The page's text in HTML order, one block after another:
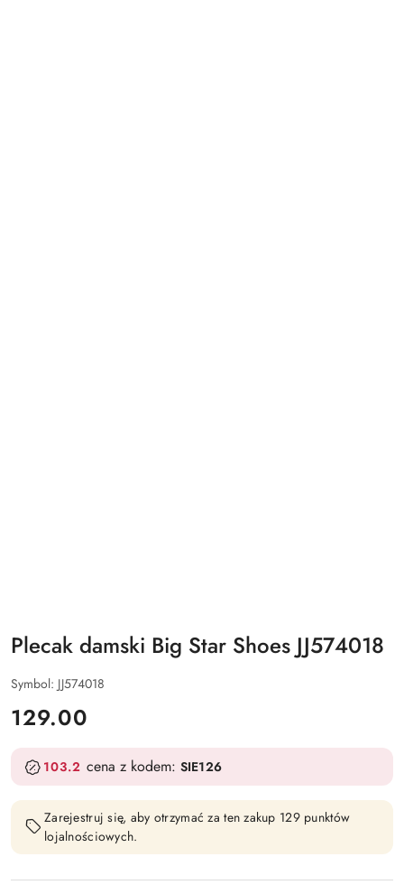
Plecak damski Big Star Shoes JJ574018
Symbol: JJ574018
cena:
129.00
103.2 cena z kodem: SIE126
Zarejestruj się, aby otrzymać za ten zakup 129 punktów
lojalnościowych.